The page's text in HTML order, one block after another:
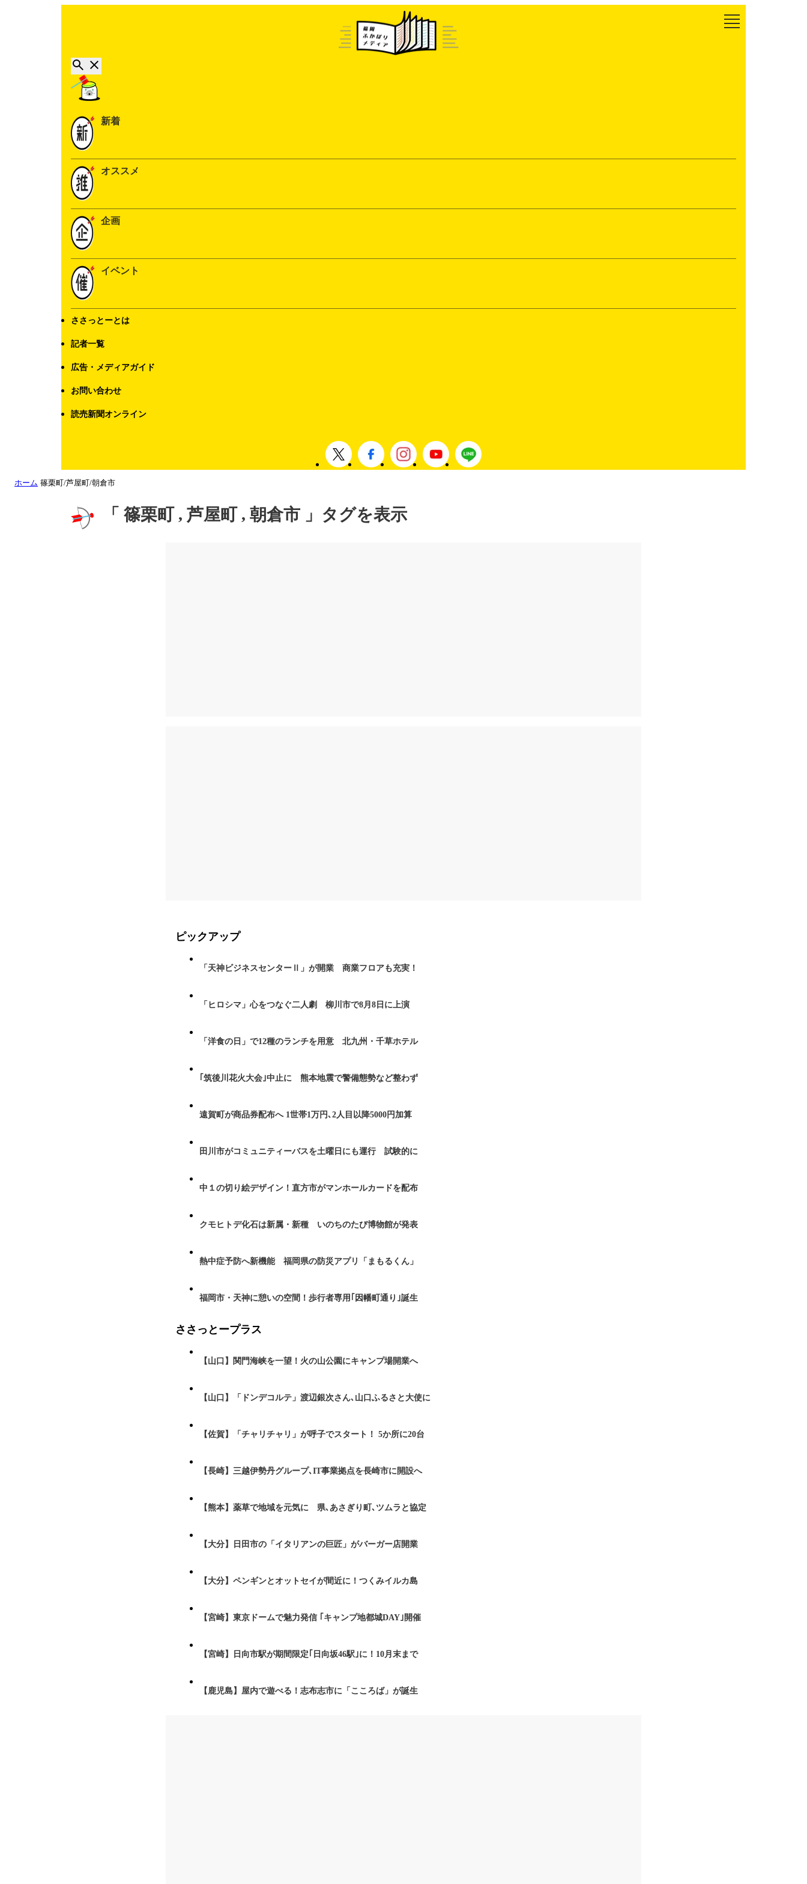
新着
オススメ
企画
イベント
ささっとーとは
記者一覧
広告・メディアガイド
お問い合わせ
読売新聞オンライン
ホーム 篠栗町/芦屋町/朝倉市
「 篠栗町 , 芦屋町 , 朝倉市 」タグを表示
ピックアップ
「天神ビジネスセンターⅡ」が開業 商業フロアも充実！
「ヒロシマ」心をつなぐ二人劇 柳川市で8月8日に上演
「洋食の日」で12種のランチを用意 北九州・千草ホテル
｢筑後川花火大会｣中止に 熊本地震で警備態勢など整わず
遠賀町が商品券配布へ 1世帯1万円､2人目以降5000円加算
田川市がコミュニティーバスを土曜日にも運行 試験的に
中１の切り絵デザイン！直方市がマンホールカードを配布
クモヒトデ化石は新属・新種 いのちのたび博物館が発表
熱中症予防へ新機能 福岡県の防災アプリ「まもるくん」
福岡市・天神に憩いの空間！歩行者専用｢因幡町通り｣誕生
ささっとープラス
【山口】関門海峡を一望！火の山公園にキャンプ場開業へ
【山口】「ドンデコルテ」渡辺銀次さん､山口ふるさと大使に
【佐賀】「チャリチャリ」が呼子でスタート！ 5か所に20台
【長崎】三越伊勢丹グループ､IT事業拠点を長崎市に開設へ
【熊本】薬草で地域を元気に 県､あさぎり町､ツムラと協定
【大分】日田市の「イタリアンの巨匠」がバーガー店開業
【大分】ペンギンとオットセイが間近に！つくみイルカ島
【宮崎】東京ドームで魅力発信 ｢キャンプ地都城DAY｣開催
【宮崎】日向市駅が期間限定｢日向坂46駅｣に！10月末まで
【鹿児島】屋内で遊べる！志布志市に「こころば」が誕生